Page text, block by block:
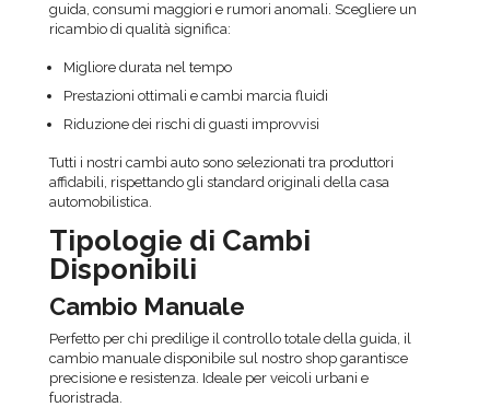
guida, consumi maggiori e rumori anomali. Scegliere un
ricambio di qualità significa:
Migliore durata nel tempo
Prestazioni ottimali e cambi marcia fluidi
Riduzione dei rischi di guasti improvvisi
Tutti i nostri cambi auto sono selezionati tra produttori
affidabili, rispettando gli standard originali della casa
automobilistica.
Tipologie di Cambi
Disponibili
Cambio Manuale
Perfetto per chi predilige il controllo totale della guida, il
cambio manuale disponibile sul nostro shop garantisce
precisione e resistenza. Ideale per veicoli urbani e
fuoristrada.